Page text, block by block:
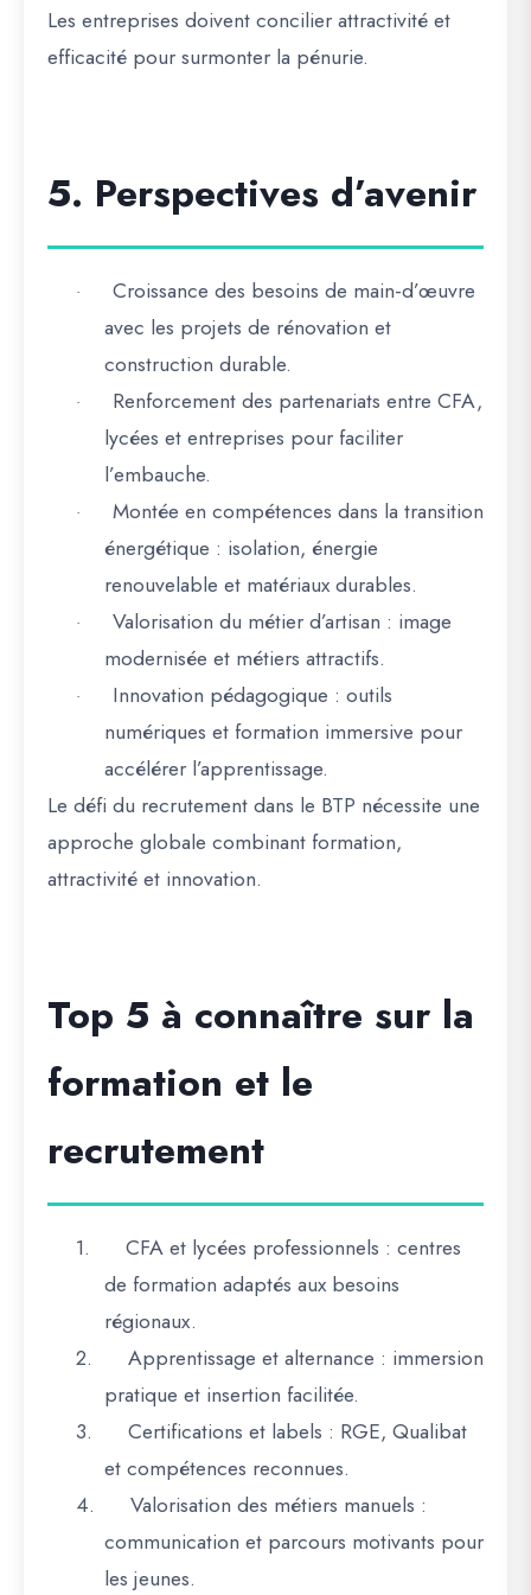
Les entreprises doiventconcilier attractivité et
efficacité pour surmonter la pénurie.
5. Perspectives d’avenir
·
Croissance des besoins de main-d’œuvre
avec les projets de rénovation et
construction durable.
·
Renforcement des partenariats entre CFA,
lycées et entreprises pour faciliter
l’embauche.
·
Montée en compétences dans la transition
énergétique : isolation, énergie
renouvelable et matériaux durables.
· Valorisation du métier d’artisan : image
modernisée et métiers attractifs.
· Innovation pédagogique : outils
numériques et formation immersive pour
accélérer l’apprentissage.
Le défi du recrutement dans le BTP nécessite une
approche globale combinant formation,
attractivité et innovation.
Top 5 à connaître sur la
formation et le
recrutement
1. CFA et lycées professionnels : centres
de formation adaptés aux besoins
régionaux.
2.
Apprentissage et alternance : immersion
pratique et insertion facilitée.
3.
Certifications et labels : RGE, Qualibat
et compétences reconnues.
4.
Valorisation des métiers manuels :
communication et parcours motivants pour
les jeunes.